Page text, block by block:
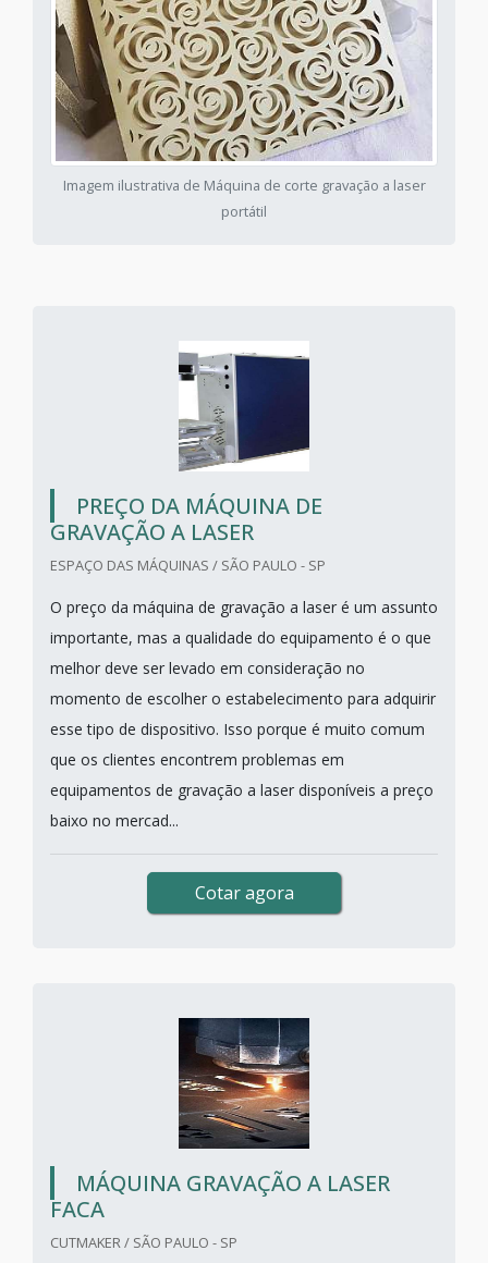
Imagem ilustrativa de Máquina de corte gravação a laser
portátil
PREÇO DA MÁQUINA DE
GRAVAÇÃO A LASER
ESPAÇO DAS MÁQUINAS / SÃO PAULO - SP
O preço da máquina de gravação a laser é um assunto
importante, mas a qualidade do equipamento é o que
melhor deve ser levado em consideração no
momento de escolher o estabelecimento para adquirir
esse tipo de dispositivo. Isso porque é muito comum
que os clientes encontrem problemas em
equipamentos de gravação a laser disponíveis a preço
baixo no mercad...
Cotar agora
MÁQUINA GRAVAÇÃO A LASER
FACA
CUTMAKER / SÃO PAULO - SP